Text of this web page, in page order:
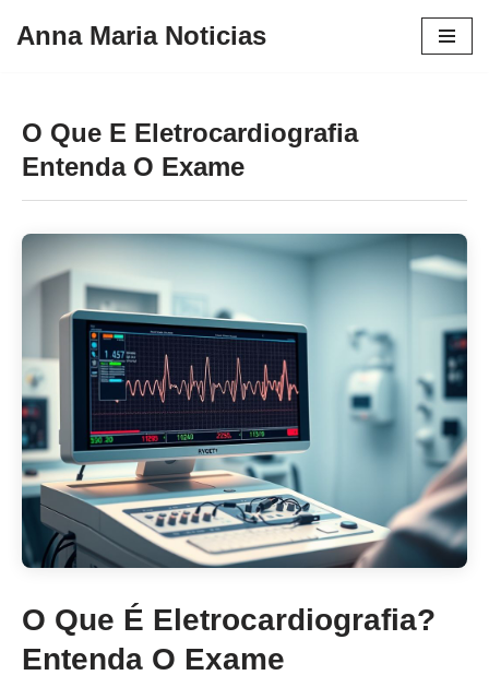
conteúdo
Anna Maria Noticias
O Que E Eletrocardiografia
Entenda O Exame
O Que É Eletrocardiografia?
Entenda O Exame